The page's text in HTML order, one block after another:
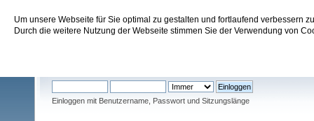
Um unsere Webseite für Sie optimal zu gestalten und fortlaufend verbessern
Durch die weitere Nutzung der Webseite stimmen Sie der Verwendung von
Sundtek Support Forum
Einloggen mit Benutzername, Passwort und Sitzungslänge